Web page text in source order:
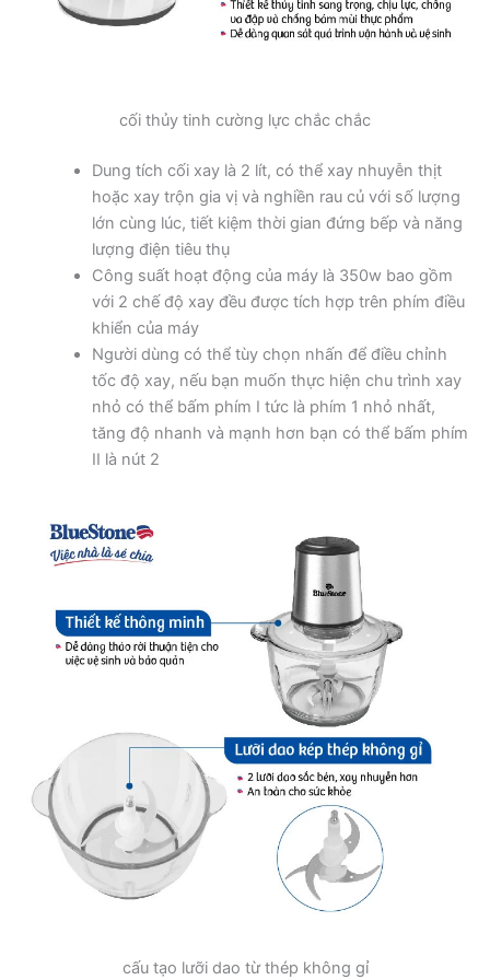
cối thủy tinh cường lực chắc chắc
Dung tích cối xay là 2 lít, có thể xay nhuyễn thịt
hoặc xay trộn gia vị và nghiền rau củ với số lượng
lớn cùng lúc, tiết kiệm thời gian đứng bếp và năng
lượng điện tiêu thụ
Công suất hoạt động của máy là 350w bao gồm
với 2 chế độ xay đều được tích hợp trên phím điều
khiển của máy
Người dùng có thể tùy chọn nhấn để điều chỉnh
tốc độ xay, nếu bạn muốn thực hiện chu trình xay
nhỏ có thể bấm phím I tức là phím 1 nhỏ nhất,
tăng độ nhanh và mạnh hơn bạn có thể bấm phím
II là nút 2
cấu tạo lưỡi dao từ thép không gỉ